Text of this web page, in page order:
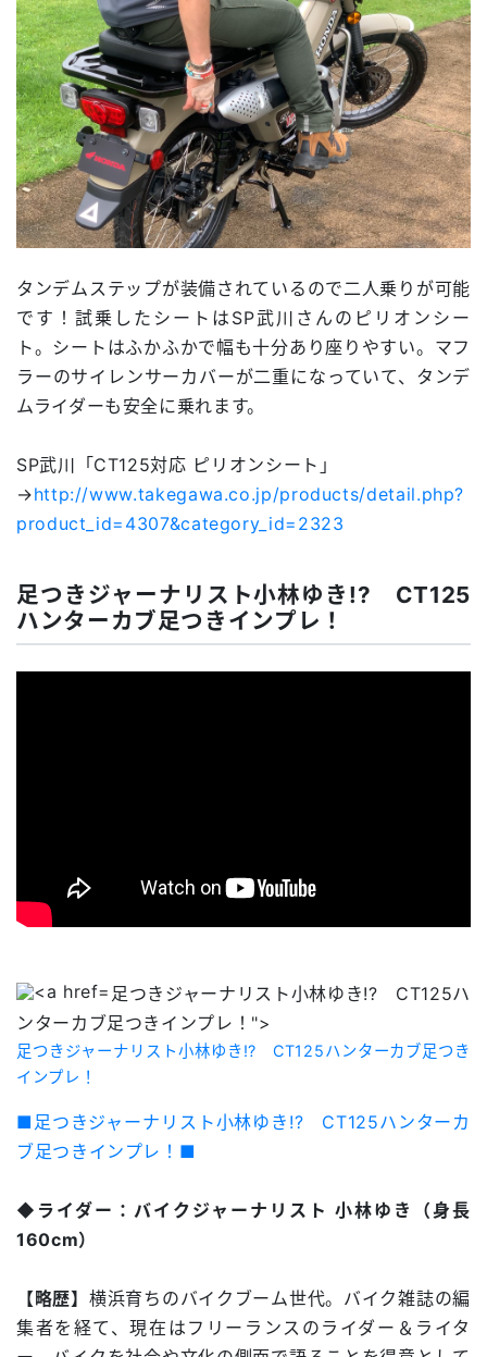
タンデムステップが装備されているので二人乗りが可能
です！試乗したシートはSP武川さんのピリオンシー
ト。シートはふかふかで幅も十分あり座りやすい。マフ
ラーのサイレンサーカバーが二重になっていて、タンデ
ムライダーも安全に乗れます。
SP武川「CT125対応 ピリオンシート」
→http://www.takegawa.co.jp/products/detail.php?
product_id=4307&category_id=2323
足つきジャーナリスト小林ゆき!? CT125
ハンターカブ足つきインプレ！
足つきジャーナリスト小林ゆき!? CT125ハ
ンターカブ足つきインプレ！">
足つきジャーナリスト小林ゆき!? CT125ハンターカブ足つき
インプレ！
■足つきジャーナリスト小林ゆき!? CT125ハンターカ
ブ足つきインプレ！■
◆ライダー：バイクジャーナリスト 小林ゆき（身長
160cm）
【略歴】 横浜育ちのバイクブーム世代。バイク雑誌の編
集者を経て、現在はフリーランスのライダー＆ライタ